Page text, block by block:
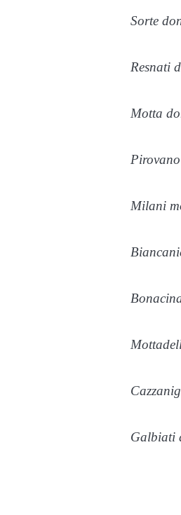
Sorte
Resnati
Motta
Milani
Galbiati